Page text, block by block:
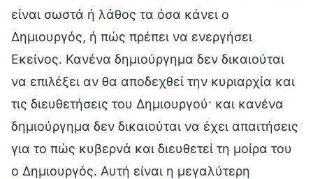
είναι σωστά ή λάθος τα όσα κάνει ο
Δημιουργός, ή πώς πρέπει να ενεργήσει
Εκείνος. Κανένα δημιούργημα δεν δικαιούται
να επιλέξει αν θα αποδεχθεί την κυριαρχία και
τις διευθετήσεις του Δημιουργού· και κανένα
δημιούργημα δεν δικαιούται να έχει απαιτήσεις
για το πώς κυβερνά και διευθετεί τη μοίρα του
ο Δημιουργός. Αυτή είναι η μεγαλύτερη